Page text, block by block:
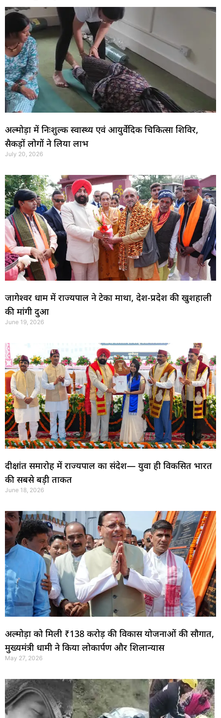
अल्मोड़ा में निःशुल्क स्वास्थ्य एवं आयुर्वेदिक चिकित्सा शिविर,
सैकड़ों लोगों ने लिया लाभ
July 20, 2026
जागेश्वर धाम में राज्यपाल ने टेका माथा, देश-प्रदेश की खुशहाली
की मांगी दुआ
June 19, 2026
दीक्षांत समारोह में राज्यपाल का संदेश— युवा ही विकसित भारत
की सबसे बड़ी ताकत
June 18, 2026
अल्मोड़ा को मिली ₹138 करोड़ की विकास योजनाओं की सौगात,
मुख्यमंत्री धामी ने किया लोकार्पण और शिलान्यास
May 27, 2026